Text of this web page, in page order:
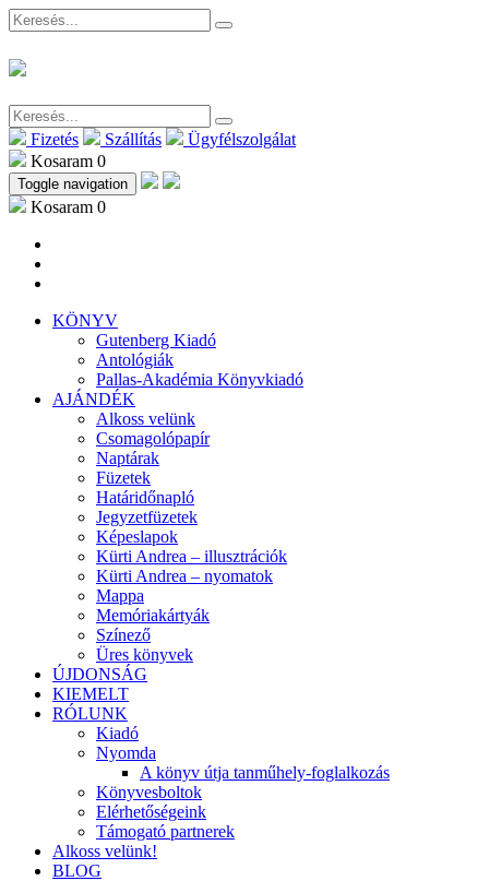
Fizetés Szállítás
Ügyfélszolgálat
Kosaram 0
Toggle navigation
Kosaram 0
KÖNYV
Gutenberg Kiadó
Antológiák
Pallas-Akadémia Könyvkiadó
AJÁNDÉK
Alkoss velünk
Csomagolópapír
Naptárak
Füzetek
Határidőnapló
Jegyzetfüzetek
Képeslapok
Kürti Andrea – illusztrációk
Kürti Andrea – nyomatok
Mappa
Memóriakártyák
Színező
Üres könyvek
ÚJDONSÁG
KIEMELT
RÓLUNK
Kiadó
Nyomda
A könyv útja tanműhely-foglalkozás
Könyvesboltok
Elérhetőségeink
Támogató partnerek
Alkoss velünk!
BLOG